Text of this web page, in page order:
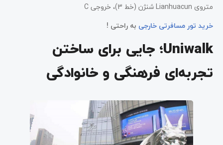
متروی Lianhuacun شنژن (خط 3)، خروجی C
خرید تور مسافرتی خارجی به راحتی !
Uniwalk؛ جایی برای ساختن
تجربه‌ای فرهنگی و خانوادگی